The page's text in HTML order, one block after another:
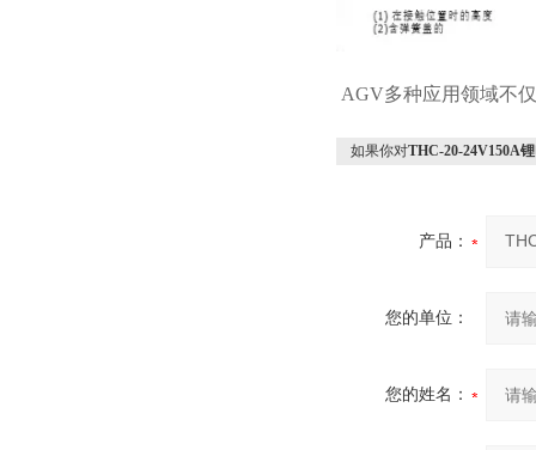
AGV多种应用领域不
如果你对THC-20-24V150A
产品：
您的单位：
您的姓名：